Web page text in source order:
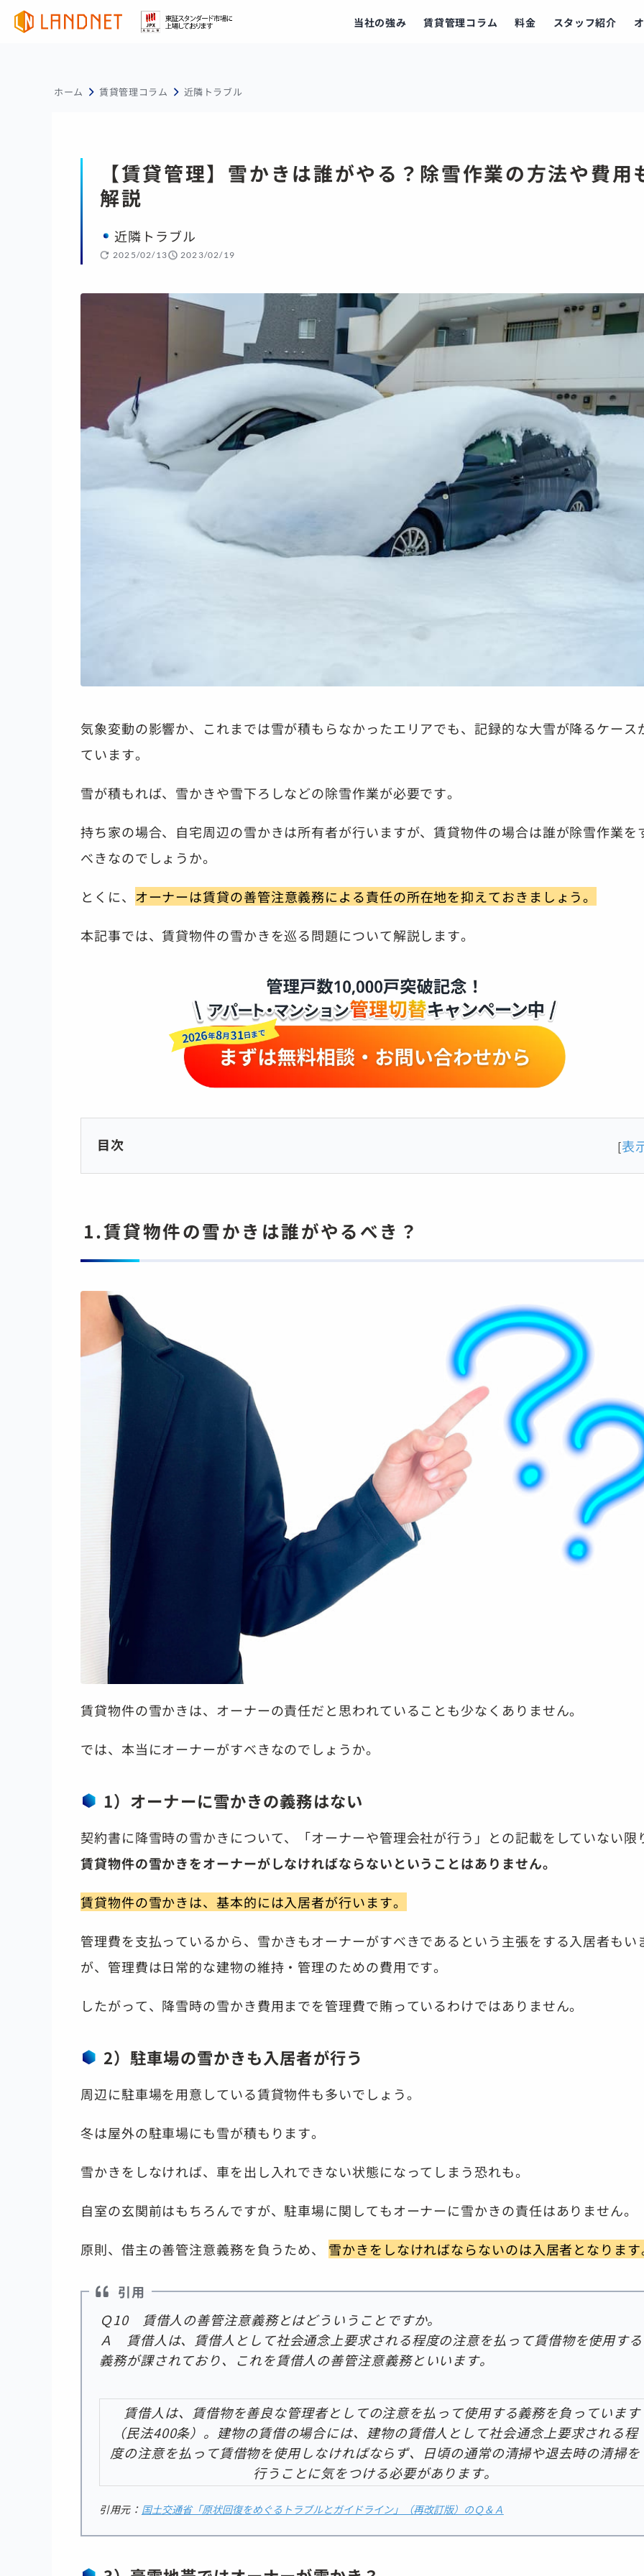
当社の強み 賃貸管理コラム 料金 スタッフ紹介
ホーム 賃貸管理コラム 近隣トラブル
【賃貸管理】雪かきは誰がやる？除雪作業の方法や費用
解説
近隣トラブル
2025/02/13 2023/02/19
気象変動の影響か、これまでは雪が積もらなかったエリアでも、記録的な大雪が降るケース
ています。
雪が積もれば、雪かきや雪下ろしなどの除雪作業が必要です。
持ち家の場合、自宅周辺の雪かきは所有者が行いますが、賃貸物件の場合は誰が除雪作業を
べきなのでしょうか。
とくに、 オーナーは賃貸の善管注意義務による責任の所在地を抑えておきましょう。
本記事では、賃貸物件の雪かきを巡る問題について解説します。
目次 [表
1.賃貸物件の雪かきは誰がやるべき？
賃貸物件の雪かきは、オーナーの責任だと思われていることも少なくありません。
では、本当にオーナーがすべきなのでしょうか。
1）オーナーに雪かきの義務はない
契約書に降雪時の雪かきについて、「オーナーや管理会社が行う」との記載をしていない限
賃貸物件の雪かきをオーナーがしなければならないということはありません。
賃貸物件の雪かきは、基本的には入居者が行います。
管理費を支払っているから、雪かきもオーナーがすべきであるという主張をする入居者もい
が、管理費は日常的な建物の維持・管理のための費用です。
したがって、降雪時の雪かき費用までを管理費で賄っているわけではありません。
2）駐車場の雪かきも入居者が行う
周辺に駐車場を用意している賃貸物件も多いでしょう。
冬は屋外の駐車場にも雪が積もります。
雪かきをしなければ、車を出し入れできない状態になってしまう恐れも。
自室の玄関前はもちろんですが、駐車場に関してもオーナーに雪かきの責任はありません。
原則、借主の善管注意義務を負うため、 雪かきをしなければならないのは入居者となりま
引用
Ｑ10 賃借人の善管注意義務とはどういうことですか。
Ａ 賃借人は、賃借人として社会通念上要求される程度の注意を払って賃借物を使用する
義務が課されており、これを賃借人の善管注意義務といいます。
賃借人は、賃借物を善良な管理者としての注意を払って使用する義務を負っています
（民法400条）。建物の賃借の場合には、建物の賃借人として社会通念上要求される程
度の注意を払って賃借物を使用しなければならず、日頃の通常の清掃や退去時の清掃を
行うことに気をつける必要があります。
引用元： 国土交通省「原状回復をめぐるトラブルとガイドライン」（再改訂版）のＱ＆Ａ